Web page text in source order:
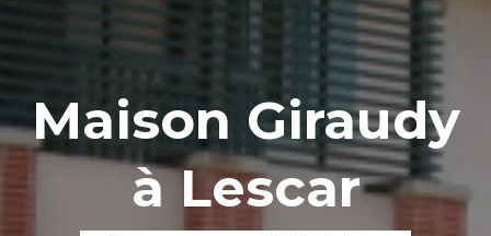
Maison Giraudy
à Lescar